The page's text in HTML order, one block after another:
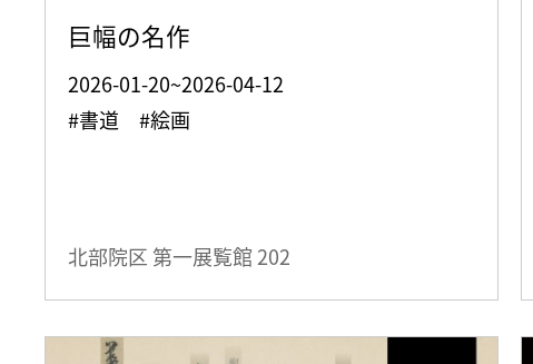
巨幅の名作
2026-01-20~2026-04-12
#書道 #絵画
北部院区 第一展覧館 202